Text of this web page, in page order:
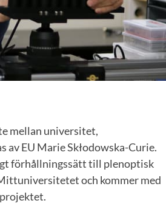
mellan universitet,
EU Marie Skłodowska-Curie.
förhållningssätt till plenoptisk
och kommer med